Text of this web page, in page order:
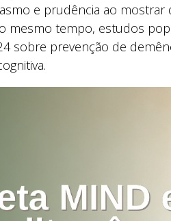
e prudência ao mostrar
mesmo tempo, estudos
sobre prevenção de